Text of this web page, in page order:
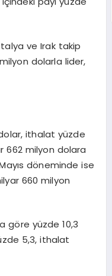
ve Irak takip
dolarla lider,
ithalat yüzde
662 milyon dolara
döneminde ise
660 milyon
göre yüzde 10,3
5,3, ithalat